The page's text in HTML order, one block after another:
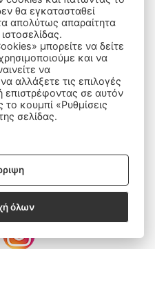
MEDIA
θα εγκατασταθεί
απολύτως απαραίτητα
μπορείτε να δείτε
και να
να
αλλάξετε τις επιλογές
επιστρέφοντας σε αυτόν
κουμπί «Ρυθμίσεις
σελίδας.
όλων